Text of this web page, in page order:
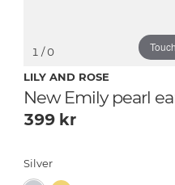
1 / 0
LILY AND ROSE
New Emily pearl
399 kr
Silver